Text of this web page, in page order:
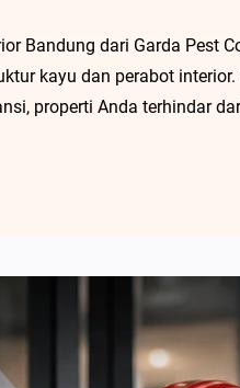
Bandung dari Garda Pest
kayu dan perabot
properti Anda terhindar